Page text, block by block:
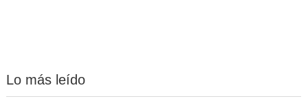
Lo más leído